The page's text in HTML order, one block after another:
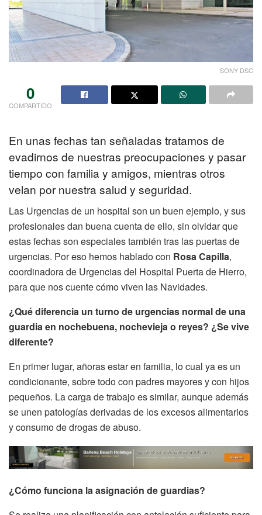
SONY DSC
0
COMPARTIDO
En unas fechas tan señaladas tratamos de
evadirnos de nuestras preocupaciones y pasar
tiempo con familia y amigos, mientras otros
velan por nuestra salud y seguridad.
Las Urgencias de un hospital son un buen ejemplo, y sus
profesionales dan buena cuenta de ello, sin olvidar que
estas fechas son especiales también tras las puertas de
urgencias. Por eso hemos hablado con Rosa Capilla,
coordinadora de Urgencias del Hospital Puerta de Hierro,
para que nos cuente cómo viven las Navidades.
¿Qué diferencia un turno de urgencias normal de una
guardia en nochebuena, nochevieja o reyes? ¿Se vive
diferente?
En primer lugar, añoras estar en familia, lo cual ya es un
condicionante, sobre todo con padres mayores y con hijos
pequeños. La carga de trabajo es similar, aunque además
se unen patologías derivadas de los excesos alimentarios
y consumo de drogas de abuso.
¿Cómo funciona la asignación de guardias?